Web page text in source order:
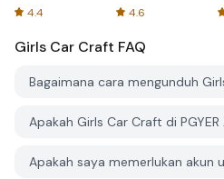
4.4
Spreadsheets
4.6
Girls Car Craft FAQ